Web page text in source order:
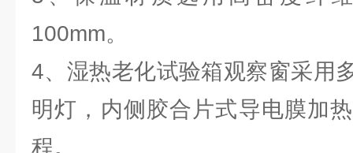
100mm。
4、湿热老化试验箱观察窗采用
明灯，内侧胶合片式导电膜加
程。